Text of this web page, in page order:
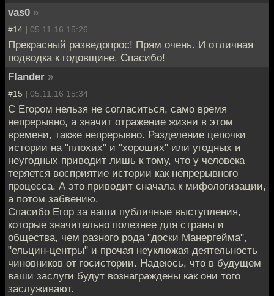
vas0 »
#14 | 05.11.16 15:26
Прекрасный разведопрос! Прям очень. И отличная
подводка к годовщине. Спасибо!
Flander »
#15 | 05.11.16 15:34
С Егором нельзя не согласиться, само время
непрерывно, а значит отражение жизни в этом
времени, также непрерывно. Разделение цепочки
истории на "плохих" и "хороших" или угодных и
неугодных приводит лишь к тому, что у человека
теряется восприятие истории как непрерывного
процесса. А это приводит сначала к мифологизации,
а потом забвению.
Спасибо Егор за ваши публичные выступления,
которые значительно полезнее для страны и
общества, чем разного рода "доски Манергейма",
"ельцин-центры" и прочая неуклюжая деятельность
чиновников от госистории. Надеюсь, что в будущем
ваши заслуги будут вознаграждены как они того
заслуживают.